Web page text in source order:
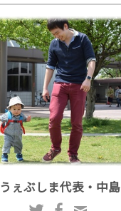
うぇぶしま代表・中島